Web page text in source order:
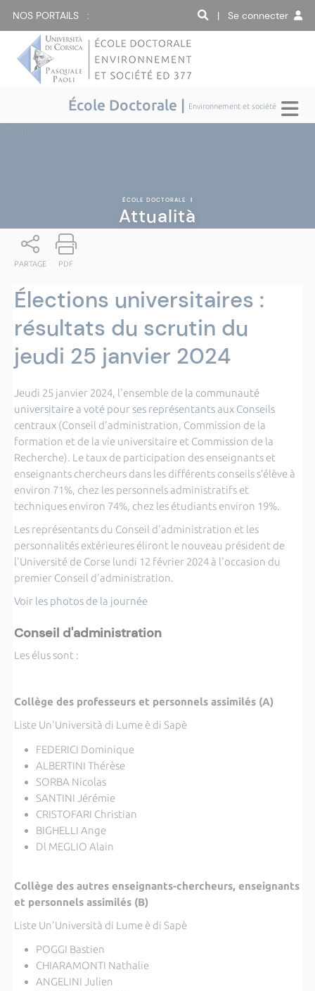
NOS PORTAILS : | Se connecter
École Doctorale | Environnement et société
ÉCOLE DOCTORALE |
Attualità
PARTAGE PDF
Élections universitaires :
résultats du scrutin du
jeudi 25 janvier 2024
Jeudi 25 janvier 2024, l'ensemble de la communauté
universitaire a voté pour ses représentants aux Conseils
centraux(Conseil d'administration, Commission de la
formation et de la vie universitaire et Commission de la
Recherche). Le taux de participation des enseignants et
enseignants chercheurs dans les différents conseils s’élève à
environ 71%, chez les personnels administratifs et
techniques environ 74%, chez les étudiants environ 19%.
Les représentants du Conseil d'administration et les
personnalités extérieures éliront le nouveau président de
l'Université de Corse lundi 12 février 2024 à l'occasion du
premier Conseil d'administration.
Voir les photos de la journée
Conseil d'administration
Les élus sont :
Collège des professeurs et personnels assimilés (A)
Liste Un'Università di Lume è di Sapè
FEDERICI Dominique
ALBERTINI Thérèse
SORBA Nicolas
SANTINI Jérémie
CRISTOFARI Christian
BIGHELLI Ange
Dl MEGLIO Alain
Collège des autres enseignants-chercheurs, enseignants
et personnels assimilés (B)
Liste Un'Università di Lume è di Sapè
POGGI Bastien
CHIARAMONTI Nathalie
ANGELINI Julien